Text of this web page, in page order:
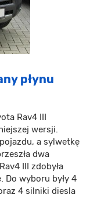
płynu
Rav4 III
wersji.
a sylwetkę
dwa
III zdobyła
Do wyboru były 4
4 silniki diesla